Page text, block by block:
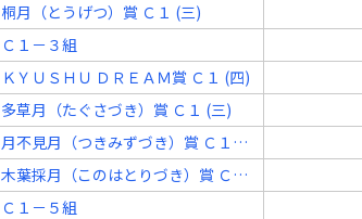
桐月（とうげつ）賞 Ｃ１ (三)
Ｃ１－３組
ＫＹＵＳＨＵ ＤＲＥＡＭ賞 Ｃ１ (四)
多草月（たぐさづき）賞 Ｃ１ (三)
月不見月（つきみずづき）賞 Ｃ１
(五)
木葉採月（このはとりづき）賞 Ｃ１
(五)
Ｃ１－５組